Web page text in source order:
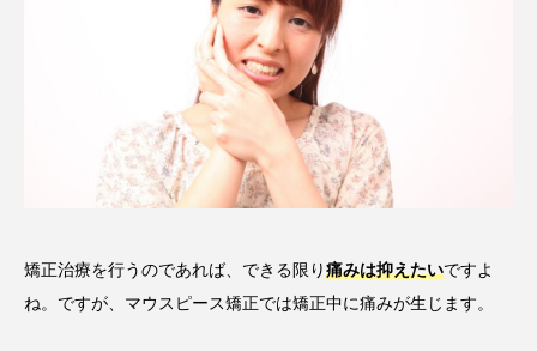
矯正治療を行うのであれば、できる限り 痛みは抑えたいですよ
ね。ですが、マウスピース矯正では矯正中に痛みが生じます。